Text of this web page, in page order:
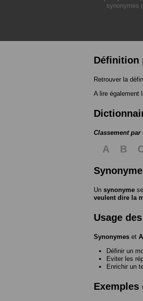
synonymes
Définition
Retrouver la
A lire également
Classement
A B
Un synonyme
veulent dire la
Usage
Synonymes et
Définir un
Eviter les
Enrichir un
Exemples